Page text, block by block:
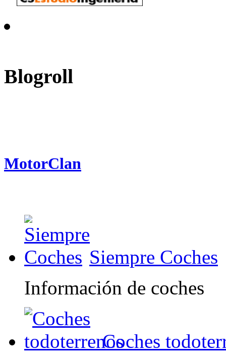
Blogroll
MotorClan
Siempre Coches
Información de coches
Coches